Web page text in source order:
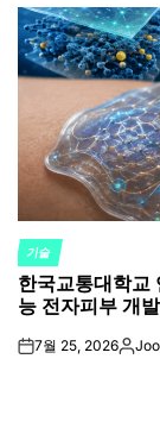
POSTED
IN
기술
한국교통대학교
능 전자피부 개발
on7월 25, 2026